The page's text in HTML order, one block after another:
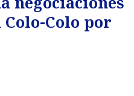
Colo por